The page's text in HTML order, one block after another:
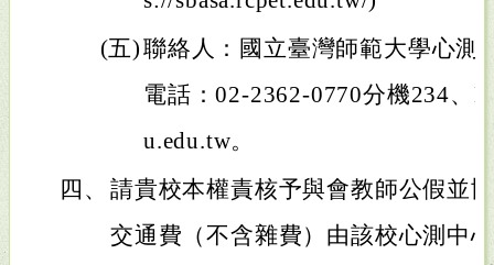
(五)聯絡人：國立臺灣師範大學心測
電話：02-2362-0770分機234、
u.edu.tw。
四、 請貴校本權責核予與會教師公假並
交通費（不含雜費）由該校心測中